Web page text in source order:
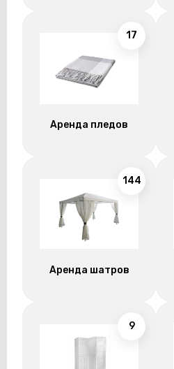
17
Аренда пледов
144
Аренда шатров
9